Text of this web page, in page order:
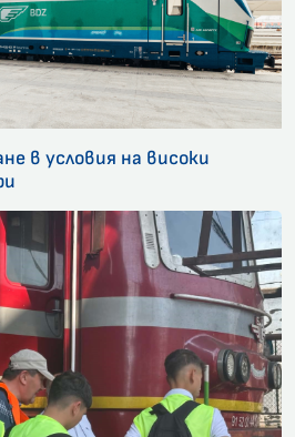
в условия на високи